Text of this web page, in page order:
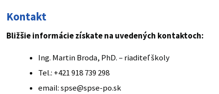
Kontakt
Bližšie informácie získate na uvedených kontaktoch:
Ing. Martin Broda, PhD. – riaditeľ školy
Tel.: +421 918 739 298
email: spse@spse-po.sk